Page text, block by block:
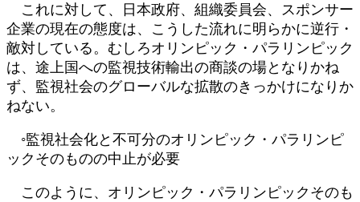
これに対して、日本政府、組織委員会、スポンサー
企業の現在の態度は、こうした流れに明らかに逆行・
敵対している。むしろオリンピック・パラリンピック
は、途上国への監視技術輸出の商談の場となりかね
ず、監視社会のグローバルな拡散のきっかけになりか
ねない。
◦監視社会化と不可分のオリンピック・パラリンピ
ックそのものの中止が必要
このように、オリンピック・パラリンピックそのも